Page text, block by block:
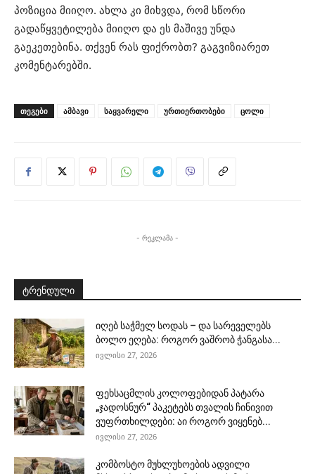
პოზიცია მიიღო. ახლა კი მიხვდა, რომ სწორი
გადაწყვეტილება მიიღო და ეს მაშივე უნდა
გაეკეთებინა. თქვენ რას ფიქრობთ? გაგვიზიარეთ
კომენტარებში.
ᲗᲔᲒᲔᲑᲘ ამბავი საყვარელი ურთიერთობები ცოლი
- რეკლამა -
ტრენდული
იღებ საჭმელ სოდას – და სარეველებს
ბოლო ეღება: როგორ ვაშრობ ჭანგასა...
ივლისი 27, 2026
ფეხსაცმლის კოლოფებიდან პატარა
„ჯადოსნურ“ პაკეტებს თვალის ჩინივით
ვუფრთხილდები: აი როგორ ვიყენებ...
ივლისი 27, 2026
კომბოსტო მუხლუხოების ადვილი